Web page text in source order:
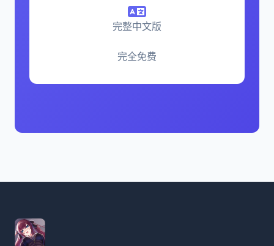
完整中文版
完全免费